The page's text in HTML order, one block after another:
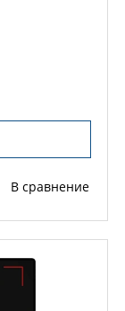
В сравнение